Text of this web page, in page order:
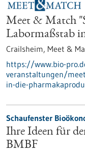
Meet & Match
Labormaßstab
Crailsheim, Meet &
https://www.bio-
veranstaltungen/
in-die-
Schaufenster
Ihre Ideen für
BMBF